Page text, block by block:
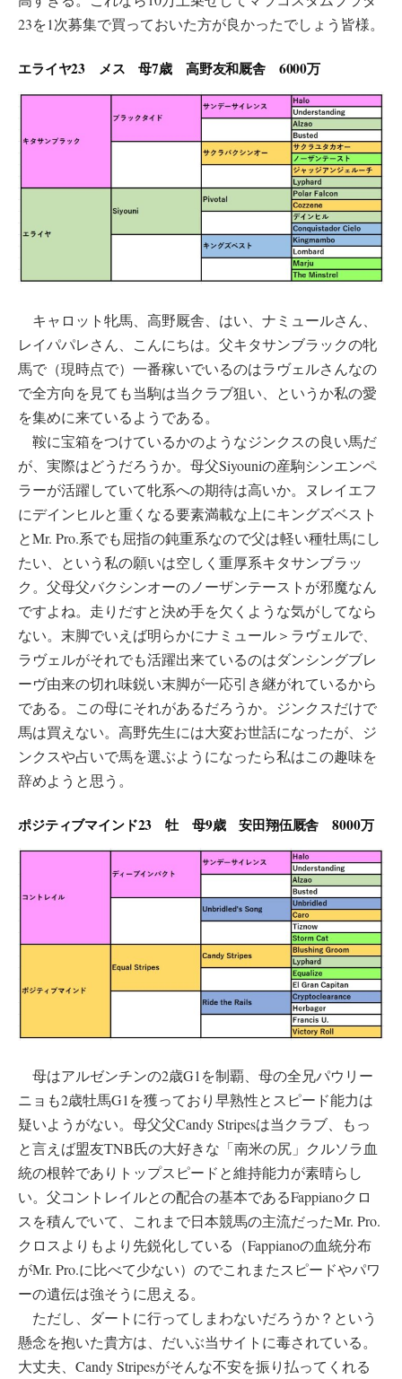
23を1次募集で買っておいた方が良かったでしょう皆様。
エライヤ23 メス 母7歳 高野友和厩舎 6000万
キャロット牝馬、高野厩舎、はい、ナミュールさん、
レイパパレさん、こんにちは。父キタサンブラックの牝
馬で（現時点で）一番稼いでいるのはラヴェルさんなの
で全方向を見ても当駒は当クラブ狙い、というか私の愛
を集めに来ているようである。
鞍に宝箱をつけているかのようなジンクスの良い馬だ
が、実際はどうだろうか。母父Siyouniの産駒シンエンペ
ラーが活躍していて牝系への期待は高いか。ヌレイエフ
にデインヒルと重くなる要素満載な上にキングズベスト
とMr. Pro.系でも屈指の鈍重系なので父は軽い種牡馬にし
たい、という私の願いは空しく重厚系キタサンブラッ
ク。父母父バクシンオーのノーザンテーストが邪魔なん
ですよね。走りだすと決め手を欠くような気がしてなら
ない。末脚でいえば明らかにナミュール＞ラヴェルで、
ラヴェルがそれでも活躍出来ているのはダンシングブレ
ーヴ由来の切れ味鋭い末脚が一応引き継がれているから
である。この母にそれがあるだろうか。ジンクスだけで
馬は買えない。高野先生には大変お世話になったが、ジ
ンクスや占いで馬を選ぶようになったら私はこの趣味を
辞めようと思う。
ポジティブマインド23 牡 母9歳 安田翔伍厩舎 8000万
母はアルゼンチンの2歳G1を制覇、母の全兄パウリー
ニョも2歳牡馬G1を獲っており早熟性とスピード能力は
疑いようがない。母父父Candy Stripesは当クラブ、もっ
と言えば盟友TNB氏の大好きな「南米の尻」クルソラ血
統の根幹でありトップスピードと維持能力が素晴らし
い。父コントレイルとの配合の基本であるFappianoクロ
スを積んでいて、これまで日本競馬の主流だったMr. Pro.
クロスよりもより先鋭化している（Fappianoの血統分布
がMr. Pro.に比べて少ない）のでこれまたスピードやパワ
ーの遺伝は強そうに思える。
ただし、ダートに行ってしまわないだろうか？という
懸念を抱いた貴方は、だいぶ当サイトに毒されている。
大丈夫、Candy Stripesがそんな不安を振り払ってくれる